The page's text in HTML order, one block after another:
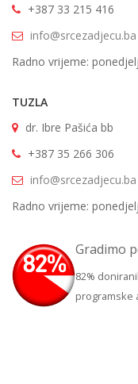
+387 33 215 416
info@srcezadjecu.ba
Radno vrijeme:
TUZLA
dr. Ibre Pašića bb
+387 35 266 306
info@srcezadjecu.ba
Radno vrijeme:
Gradimo
82%
programske